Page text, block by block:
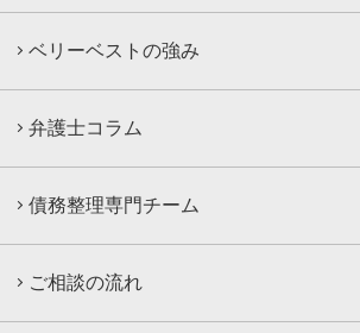
ベリーベストの強み
弁護士コラム
債務整理専門チーム
ご相談の流れ